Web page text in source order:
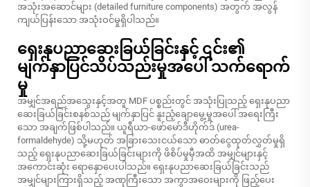
အသုံးအဆောင်များ (detailed furniture components) အတွက် အလွန်
ကျယ်ပြန်းသော အသုံးဝင်မှုရှိပါသည်။
ရှေးနုပညာဆေးခြယ်ခြင်းနှင့် ၎င်း၏
မျက်နှာပြင်သိပ်သည်းမှုအပေါ် သက်ရောက်
မှု
အမျှင်အရည်အသွေးနှင့်အတူ MDF ပစ္စည်းတွင် အသုံးပြုသည့် ရှေးနုပညာ
ဆေးခြယ်ခြင်းစနစ်သည် မျက်နှာပြင် နူးညံ့ချောမွေ့မှုအပေါ် အရေးကြီး
သော အချက်ဖြစ်ပါသည်။ ယူရီယာ-ဖော်မော်ဒီဟိုက်ဒ် (urea-
formaldehyde) သို့မဟုတ် အခြားသေးငယ်သော ဓာတ်ငွေထုတ်လွှတ်မှုရှိ
သည့် ရှေးနုပညာဆေးခြယ်ခြင်းများကို ဖိစိပ်မှုမှီအထိ အမျှင်များနှင့်
အကောင်းဆုံး ရောနှောပေးပါသည်။ ရှေးနုပညာဆေးခြယ်ခြင်းသည်
အမျှင်များကြားရှိသည့် အဏုကြီးသော အကွာအဝေးများကို ဖြည့်ပေး